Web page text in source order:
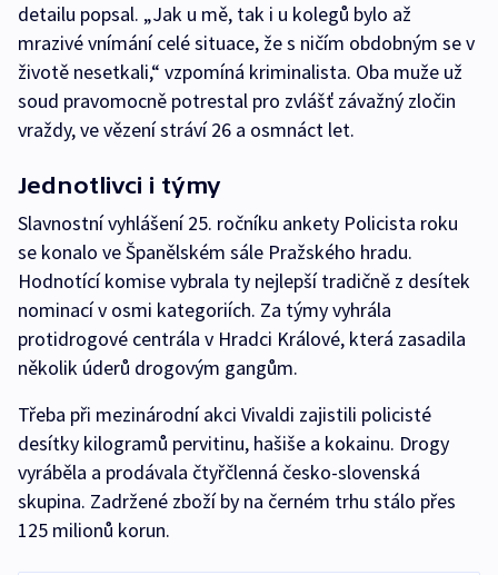
detailu popsal. „Jak u mě, tak i u kolegů bylo až
mrazivé vnímání celé situace, že s ničím obdobným se v
životě nesetkali,“ vzpomíná kriminalista. Oba muže už
soud pravomocně potrestal pro zvlášť závažný zločin
vraždy, ve vězení stráví 26 a osmnáct let.
Jednotlivci i týmy
Slavnostní vyhlášení 25. ročníku ankety Policista roku
se konalo ve Španělském sále Pražského hradu.
Hodnotící komise vybrala ty nejlepší tradičně z desítek
nominací v osmi kategoriích. Za týmy vyhrála
protidrogové centrála v Hradci Králové, která zasadila
několik úderů drogovým gangům.
Třeba při mezinárodní akci Vivaldi zajistili policisté
desítky kilogramů pervitinu, hašiše a kokainu. Drogy
vyráběla a prodávala čtyřčlenná česko-slovenská
skupina. Zadržené zboží by na černém trhu stálo přes
125 milionů korun.